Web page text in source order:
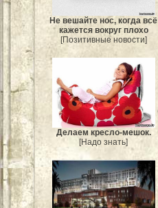
Не вешайте нос, когда всё
кажется вокруг плохо
[Позитивные новости]
Делаем кресло-мешок.
[Надо знать]